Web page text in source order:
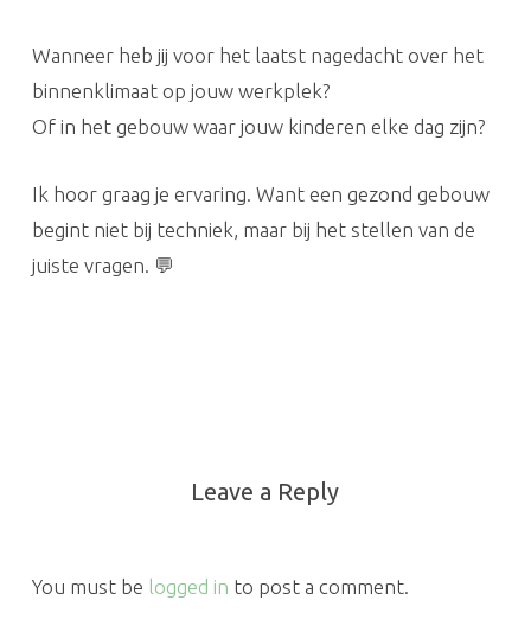
Wanneer heb jij voor het laatst nagedacht over het
binnenklimaat op jouw werkplek?
Of in het gebouw waar jouw kinderen elke dag zijn?
Ik hoor graag je ervaring. Want een gezond gebouw
begint niet bij techniek, maar bij het stellen van de
juiste vragen. 💬
Leave a Reply
You must be logged in to post a comment.